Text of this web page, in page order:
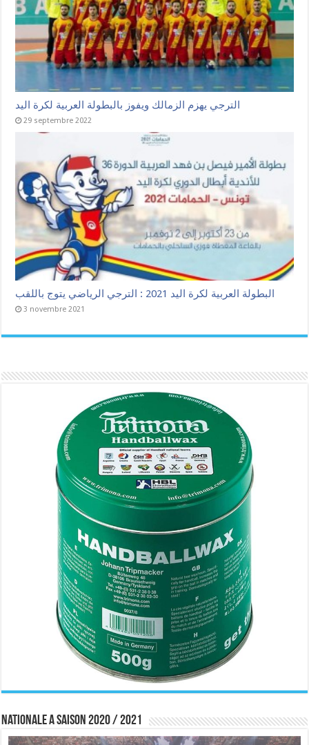
الترجي يهزم الزمالك ويفوز بالبطولة العربية لكرة اليد
29 septembre 2022
البطولة العربية لكرة اليد 2021 : الترجي الرياضي يتوج باللقب
3 novembre 2021
Nationale A saison 2020 / 2021